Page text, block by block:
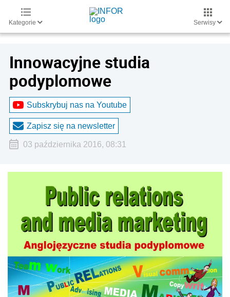
Kategorie Serwisy
Innowacyjne studia
podyplomowe
Subskrybuj nas na Youtube
Zapisz się na newsletter
03 października 2016, 08:31